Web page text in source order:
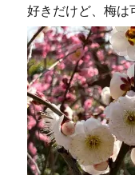
好きだけど、梅は